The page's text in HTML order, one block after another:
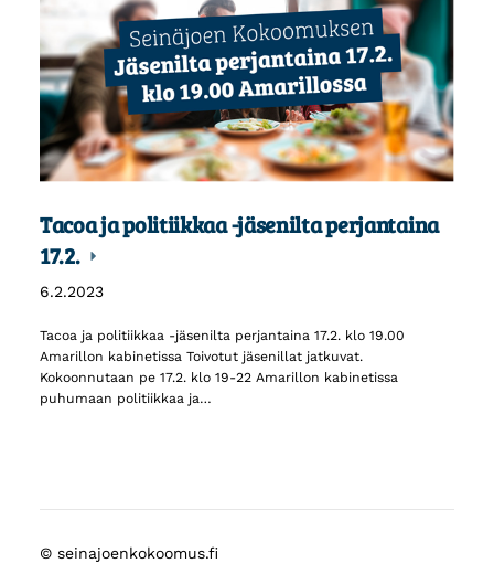
Tacoa ja politiikkaa -jäsenilta perjantaina
17.2.
6.2.2023
Tacoa ja politiikkaa -jäsenilta perjantaina 17.2. klo 19.00
Amarillon kabinetissa Toivotut jäsenillat jatkuvat.
Kokoonnutaan pe 17.2. klo 19-22 Amarillon kabinetissa
puhumaan politiikkaa ja…
© seinajoenkokoomus.fi